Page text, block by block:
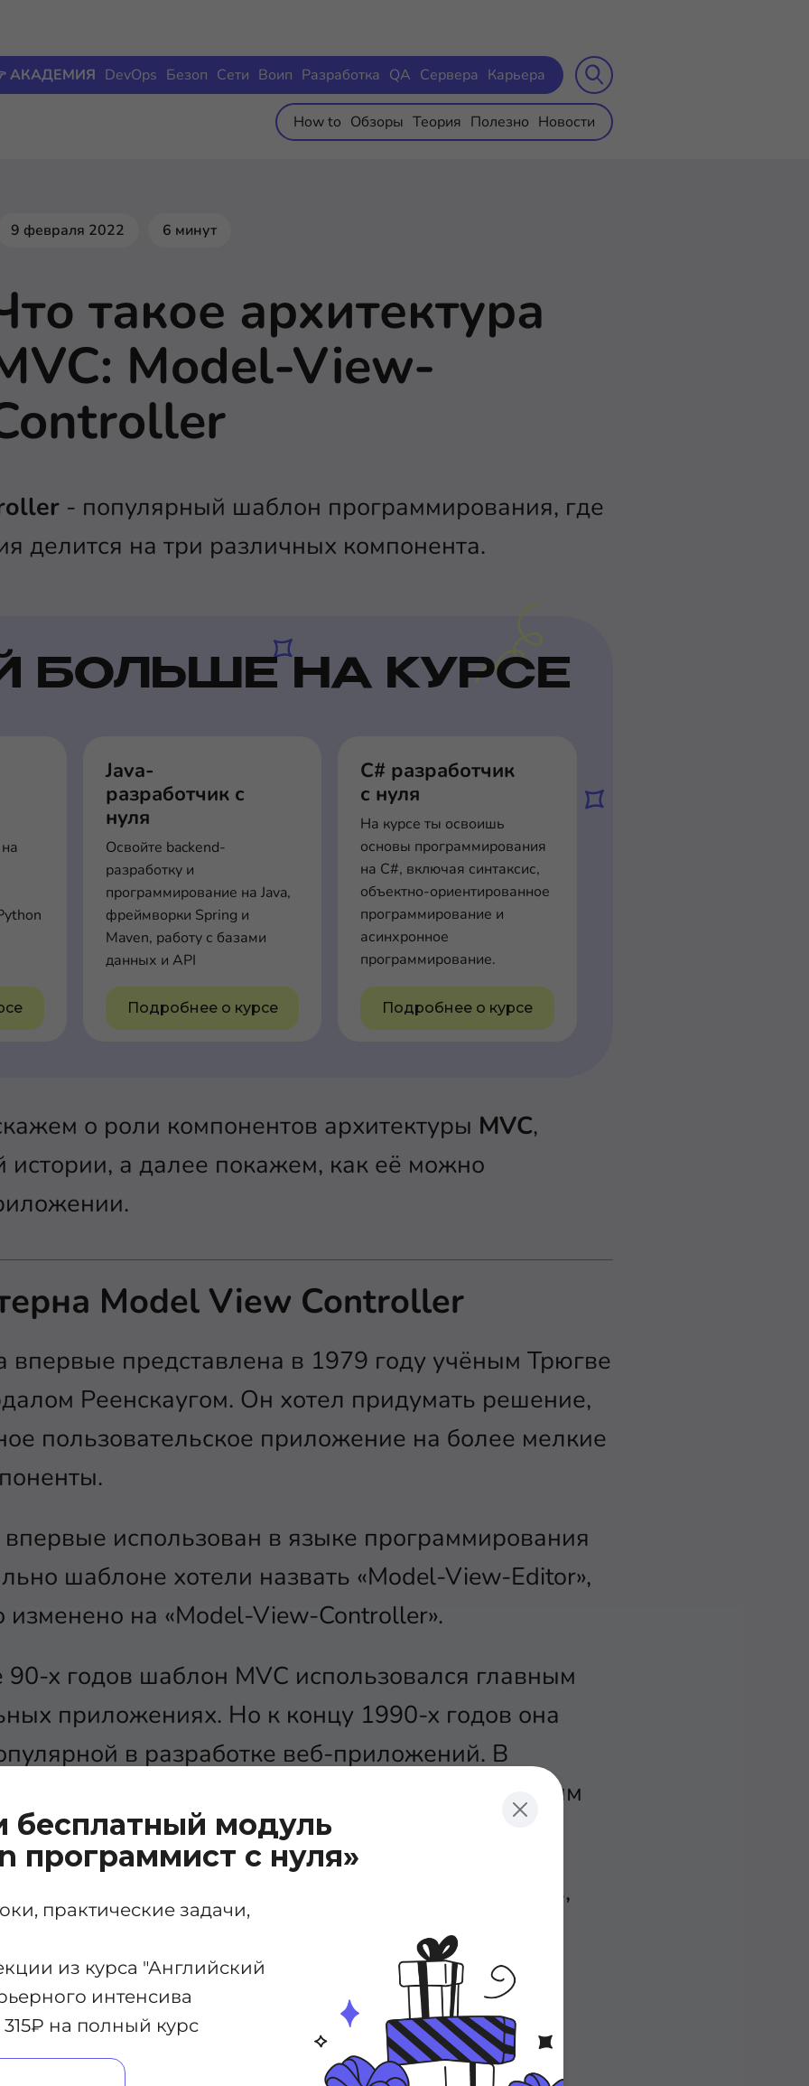
АКАДЕМИЯ DevOps Безоп Сети Воип Разработка QA Сервера Карьера
How to Обзоры Теория Полезно Новости
бесплатный модуль
программист с нуля»
практические задачи,
из курса "Английский
интенсива
на полный курс
9 февраля 2022 6 минут
такое архитектура
Model-View-
- популярный шаблон программирования, где
делится на три различных компонента.
БОЛЬШЕ НА КУРСЕ
Java-
разработчик с
нуля
Освойте backend-
разработку и
программирование на Java,
фреймворки Spring и
Maven, работу с базами
данных и API
Подробнее о курсе
C# разработчик
с нуля
На курсе ты освоишь
основы программирования
на C#, включая синтаксис,
объектно-ориентированное
программирование и
асинхронное
программирование.
Подробнее о курсе
о роли компонентов архитектуры MVC,
истории, а далее покажем, как её можно
Model View Controller
представлена в 1979 году учёным Трюгве
Реенскаугом. Он хотел придумать решение,
пользовательское приложение на более мелкие
использован в языке программирования
шаблоне хотели назвать «Model-View-Editor»,
изменено на «Model-View-Controller».
х годов шаблон MVC использовался главным
приложениях. Но к концу 1990-х годов она
в разработке веб-приложений. В
шаблон MVC является популярным
для организации кода.
нескольких популярных веб-фреймворков,
MVC: